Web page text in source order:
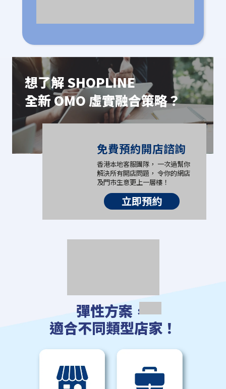
想了解 SHOPLINE
全新 OMO 虛實融合策略？
免費預約開店諮詢
香港本地客服團隊， 一次過幫你
解決所有開店問題， 令你的網店
及門市生意更上一層樓！
立即預約
彈性方案，
適合不同類型店家！